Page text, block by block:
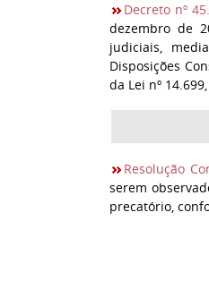
Decreto nº
dezembro de
judiciais,
Disposições
da Lei nº
Resolução
serem
precatório,